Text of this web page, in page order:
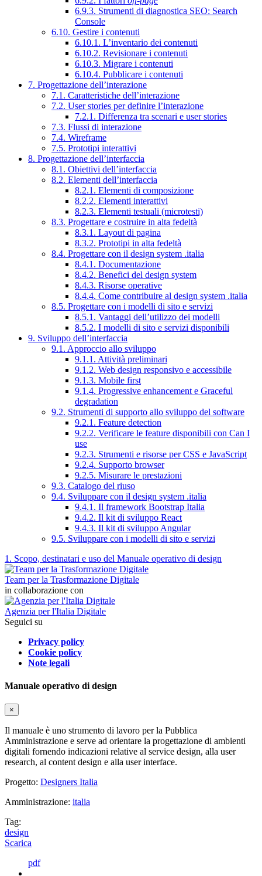
6.9.3. Strumenti di diagnostica SEO: Search
Console
6.10. Gestire i contenuti
6.10.1. L’inventario dei contenuti
6.10.2. Revisionare i contenuti
6.10.3. Migrare i contenuti
6.10.4. Pubblicare i contenuti
7. Progettazione dell’interazione
7.1. Caratteristiche dell’interazione
7.2. User stories per definire l’interazione
7.2.1. Differenza tra scenari e user stories
7.3. Flussi di interazione
7.4. Wireframe
7.5. Prototipi interattivi
8. Progettazione dell’interfaccia
8.1. Obiettivi dell’interfaccia
8.2. Elementi dell’interfaccia
8.2.1. Elementi di composizione
8.2.2. Elementi interattivi
8.2.3. Elementi testuali (microtesti)
8.3. Progettare e costruire in alta fedeltà
8.3.1. Layout di pagina
8.3.2. Prototipi in alta fedeltà
8.4. Progettare con il design system .italia
8.4.1. Documentazione
8.4.2. Benefici del design system
8.4.3. Risorse operative
8.4.4. Come contribuire al design system .italia
8.5. Progettare con i modelli di sito e servizi
8.5.1. Vantaggi dell’utilizzo dei modelli
8.5.2. I modelli di sito e servizi disponibili
9. Sviluppo dell’interfaccia
9.1. Approccio allo sviluppo
9.1.1. Attività preliminari
9.1.2. Web design responsivo e accessibile
9.1.3. Mobile first
9.1.4. Progressive enhancement e Graceful
degradation
9.2. Strumenti di supporto allo sviluppo del software
9.2.1. Feature detection
9.2.2. Verificare le feature disponibili con Can I
use
9.2.3. Strumenti e risorse per CSS e JavaScript
9.2.4. Supporto browser
9.2.5. Misurare le prestazioni
9.3. Catalogo del riuso
9.4. Sviluppare con il design system .italia
9.4.1. Il framework Bootstrap Italia
9.4.2. Il kit di sviluppo React
9.4.3. Il kit di sviluppo Angular
9.5. Sviluppare con i modelli di sito e servizi
1. Scopo, destinatari e uso del Manuale operativo di design
Team per la Trasformazione Digitale
in collaborazione con
Agenzia per l'Italia Digitale
Seguici su
Privacy policy
Cookie policy
Note legali
Manuale operativo di design
×
Il manuale è uno strumento di lavoro per la Pubblica
Amministrazione e serve ad orientare la progettazione di ambienti
digitali fornendo indicazioni relative al service design, alla user
research, al content design e alla user interface.
Progetto: Designers Italia
Amministrazione: italia
Tag:
design
Scarica
pdf